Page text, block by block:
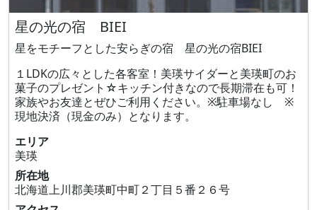
星の光の宿 BIEI
星をモチーフとした安らぎの宿 星の光の宿BIEI
１LDKの広々とした各客室！美瑛サイダーと美瑛町のお
菓子のプレゼント☆キッチン付きなので長期滞在も可！
家族やお友達とぜひご利用ください。※駐車場なし ※
現地決済（現金のみ）となります。
エリア
美瑛
所在地
北海道上川郡美瑛町中町２丁目５番２６号